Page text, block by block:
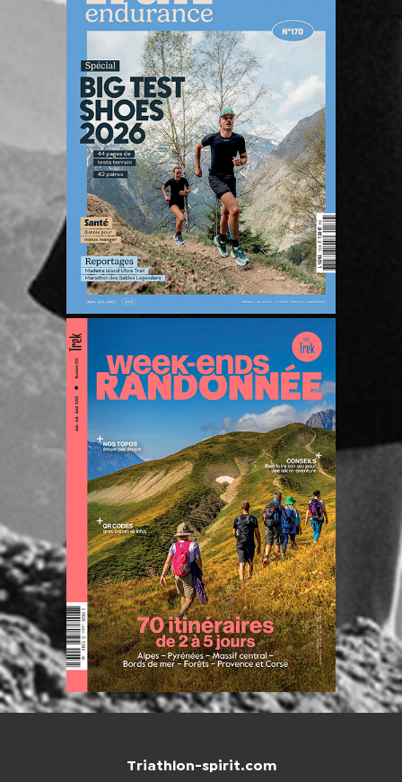
Triathlon-spirit.com